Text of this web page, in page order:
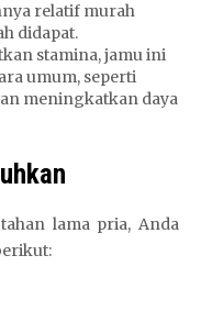
relatif murah
didapat.
stamina, jamu ini
umum, seperti
meningkatkan daya
lama pria, Anda